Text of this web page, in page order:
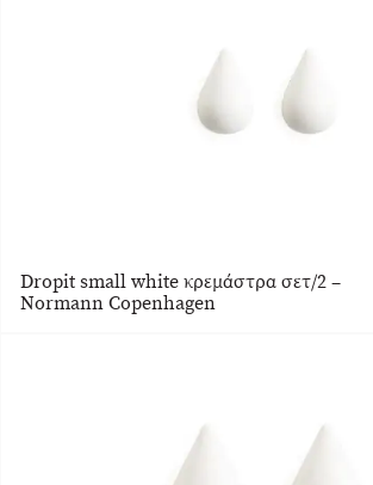
Dropit small white κρεμάστρα σετ/2 –
Normann Copenhagen